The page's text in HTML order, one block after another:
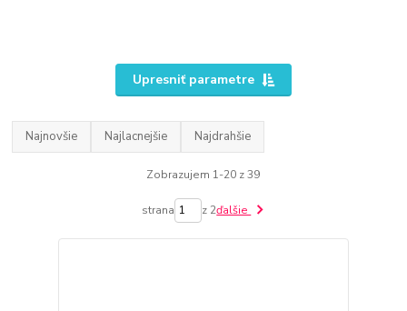
Upresniť parametre
Najnovšie Najlacnejšie Najdrahšie
Zobrazujem 1-20 z 39
strana z 2ďalšie